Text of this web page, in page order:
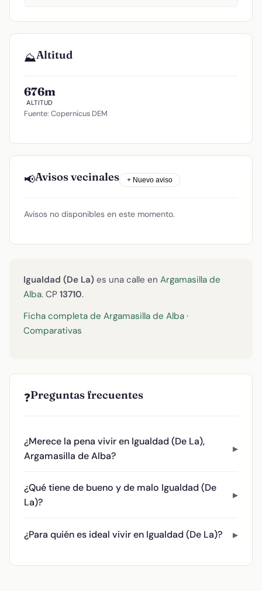
⛰️Altitud
676m
ALTITUD
Fuente: Copernicus DEM
📢Avisos vecinales + Nuevo aviso
Avisos no disponibles en este momento.
Igualdad (De La) es una calle en Argamasilla de
Alba. CP 13710.
Ficha completa de Argamasilla de Alba ·
Comparativas
❓Preguntas frecuentes
¿Merece la pena vivir en Igualdad (De La),
Argamasilla de Alba?
¿Qué tiene de bueno y de malo Igualdad (De
La)?
¿Para quién es ideal vivir en Igualdad (De La)?